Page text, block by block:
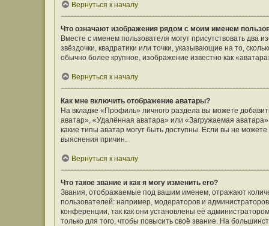
Вернуться к началу
Что означают изображения рядом с моим именем
Вместе с именем пользователя могут присутствовать
звёздочки, квадратики или точки, указывающие на то,
обычно более крупное, изображение известно как
Вернуться к началу
Как мне включить отображение аватары?
На вкладке «Профиль» личного раздела вы можете
аватар», «Удалённая аватара» или «Загружаемая
какие типы аватар могут быть доступны. Если вы не
выяснения причин.
Вернуться к началу
Что такое звание и как я могу изменить его?
Звания, отображаемые под вашим именем, отражают
пользователей: например, модераторов и
конференции, так как они установлены её
только для того, чтобы повысить своё звание. На